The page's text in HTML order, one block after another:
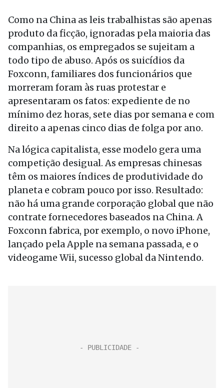
Como na China as leis trabalhistas são apenas
produto da ficção, ignoradas pela maioria das
companhias, os empregados se sujeitam a
todo tipo de abuso. Após os suicídios da
Foxconn, familiares dos funcionários que
morreram foram às ruas protestar e
apresentaram os fatos: expediente de no
mínimo dez horas, sete dias por semana e com
direito a apenas cinco dias de folga por ano.
Na lógica capitalista, esse modelo gera uma
competição desigual. As empresas chinesas
têm os maiores índices de produtividade do
planeta e cobram pouco por isso. Resultado:
não há uma grande corporação global que não
contrate fornecedores baseados na China. A
Foxconn fabrica, por exemplo, o novo iPhone,
lançado pela Apple na semana passada, e o
videogame Wii, sucesso global da Nintendo.